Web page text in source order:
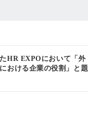
HR EXPOにおいて「外
おける企業の役割」と題